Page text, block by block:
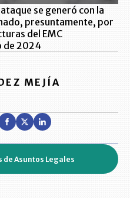
se generó con la
presuntamente, por
del EMC
de 2024
MEJÍA
de Asuntos Legales